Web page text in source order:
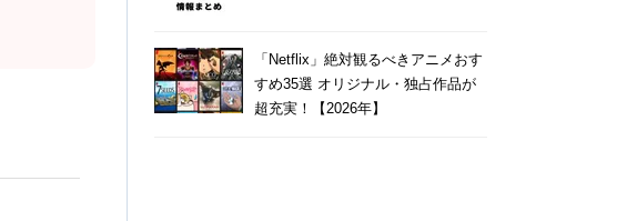
「Netflix」絶対観るべきアニメおす
すめ35選 オリジナル・独占作品が
超充実！【2026年】